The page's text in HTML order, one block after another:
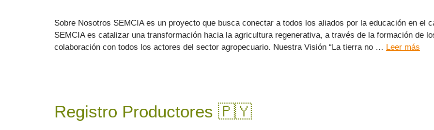
Sobre Nosotros SEMCIA es un proyecto que busca conectar a todos los aliados por la educación en el
SEMCIA es catalizar una transformación hacia la agricultura regenerativa, a través de la formación de
colaboración con todos los actores del sector agropecuario.​ Nuestra Visión “La tierra no … Leer más
Registro Productores 🇵🇾​